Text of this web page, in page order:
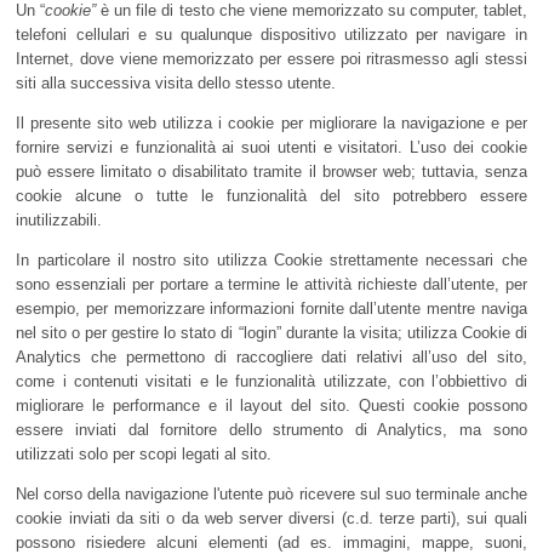
Un “cookie”è un file di testo che viene memorizzato su computer, tablet,
telefoni cellulari e su qualunque dispositivo utilizzato per navigare in
Internet, dove viene memorizzato per essere poi ritrasmesso agli stessi
siti alla successiva visita dello stesso utente.
Il presente sito web utilizza i cookie per migliorare la navigazione e per
fornire servizi e funzionalità ai suoi utenti e visitatori. L’uso dei cookie
può essere limitato o disabilitato tramite il browser web; tuttavia, senza
cookie alcune o tutte le funzionalità del sito potrebbero essere
inutilizzabili.
In particolare il nostro sito utilizza Cookie strettamente necessari che
sono essenziali per portare a termine le attività richieste dall’utente, per
esempio, per memorizzare informazioni fornite dall’utente mentre naviga
nel sito o per gestire lo stato di “login” durante la visita; utilizza Cookie di
Analytics che permettono di raccogliere dati relativi all’uso del sito,
come i contenuti visitati e le funzionalità utilizzate, con l’obbiettivo di
migliorare le performance e il layout del sito. Questi cookie possono
essere inviati dal fornitore dello strumento di Analytics, ma sono
utilizzati solo per scopi legati al sito.
Nel corso della navigazione l'utente può ricevere sul suo terminale anche
cookie inviati da siti o da web server diversi (c.d. terze parti), sui quali
possono risiedere alcuni elementi (ad es. immagini, mappe, suoni,